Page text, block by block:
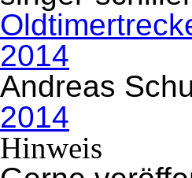
2014
Andreas
2014
Hinweis